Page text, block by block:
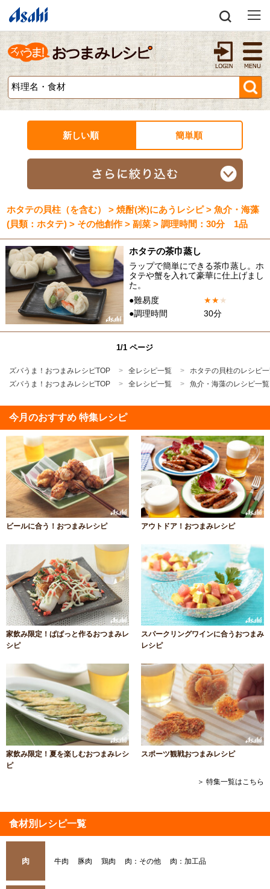
新しい順 簡単順
ホタテの貝柱（を含む） > 焼酎(米)にあうレシピ > 魚介・海藻
(貝類：ホタテ) > その他創作 > 副菜 > 調理時間：30分 1品
ホタテの茶巾蒸し
ラップで簡単にできる茶巾蒸し。ホ
タテや蟹を入れて豪華に仕上げまし
た。
●難易度
★★★
●調理時間
30分
1/1 ページ
ズバうま！おつまみレシピTOP 全レシピ一覧
ホタテの貝柱のレシピ
ズバうま！おつまみレシピTOP
全レシピ一覧 魚介・海藻のレシピ一覧
今月のおすすめ 特集レシピ
ビールに合う！おつまみレシピ アウトドア！おつまみレシピ
家飲み限定！ぱぱっと作るおつまみレ
シピ
スパークリングワインに合うおつまみ
レシピ
家飲み限定！夏を楽しむおつまみレシ
ピ
スポーツ観戦おつまみレシピ
＞ 特集一覧はこちら
食材別レシピ一覧
肉 牛肉 豚肉 鶏肉 肉：その他 肉：加工品